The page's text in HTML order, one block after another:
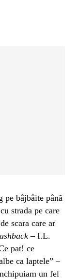
pe bâjbâite până
strada pe care
scara care ar
– I.L.
pat! ce
ca laptele” –
un fel